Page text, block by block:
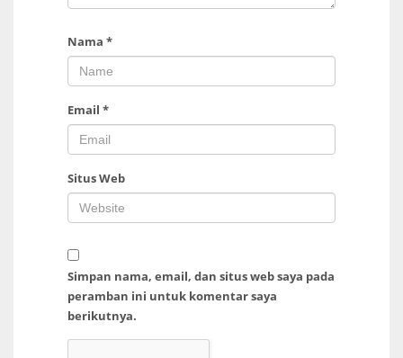
Nama *
Email *
Situs Web
Simpan nama, email, dan situs web saya pada
peramban ini untuk komentar saya
berikutnya.